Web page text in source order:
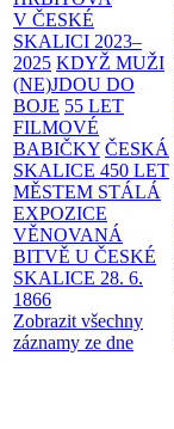
V ČESKÉ
SKALICI 2023–
2025 KDYŽ MUŽI
(NE)JDOU DO
BOJE 55 LET
FILMOVÉ
BABIČKY ČESKÁ
SKALICE 450 LET
MĚSTEM STÁLÁ
EXPOZICE
VĚNOVANÁ
BITVĚ U ČESKÉ
SKALICE 28. 6.
1866
Zobrazit všechny
záznamy ze dne